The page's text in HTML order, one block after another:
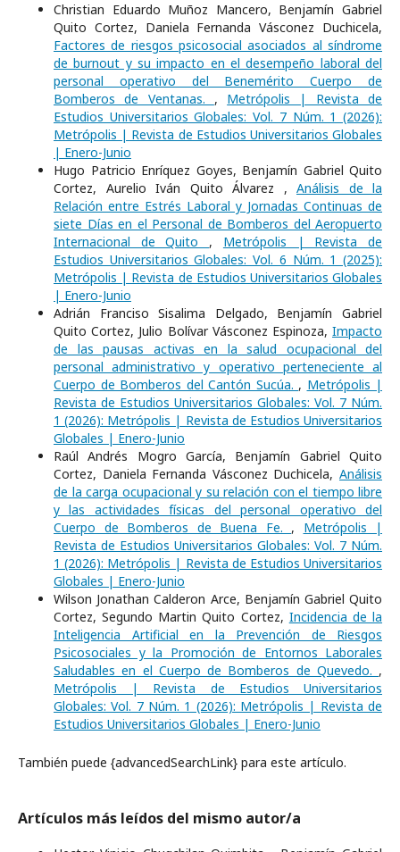
Christian Eduardo Muñoz Mancero, Benjamín Gabriel
Quito Cortez, Daniela Fernanda Vásconez Duchicela,
Factores de riesgos psicosocial asociados al síndrome
de burnout y su impacto en el desempeño laboral del
personal operativo del Benemérito Cuerpo de
Bomberos de Ventanas. , Metrópolis | Revista de
Estudios Universitarios Globales: Vol. 7 Núm. 1 (2026):
Metrópolis | Revista de Estudios Universitarios Globales
| Enero-Junio
Hugo Patricio Enríquez Goyes, Benjamín Gabriel Quito
Cortez, Aurelio Iván Quito Álvarez , Análisis de la
Relación entre Estrés Laboral y Jornadas Continuas de
siete Días en el Personal de Bomberos del Aeropuerto
Internacional de Quito , Metrópolis | Revista de
Estudios Universitarios Globales: Vol. 6 Núm. 1 (2025):
Metrópolis | Revista de Estudios Universitarios Globales
| Enero-Junio
Adrián Franciso Sisalima Delgado, Benjamín Gabriel
Quito Cortez, Julio Bolívar Vásconez Espinoza, Impacto
de las pausas activas en la salud ocupacional del
personal administrativo y operativo perteneciente al
Cuerpo de Bomberos del Cantón Sucúa. , Metrópolis |
Revista de Estudios Universitarios Globales: Vol. 7 Núm.
1 (2026): Metrópolis | Revista de Estudios Universitarios
Globales | Enero-Junio
Raúl Andrés Mogro García, Benjamín Gabriel Quito
Cortez, Daniela Fernanda Vásconez Duchicela, Análisis
de la carga ocupacional y su relación con el tiempo libre
y las actividades físicas del personal operativo del
Cuerpo de Bomberos de Buena Fe. , Metrópolis |
Revista de Estudios Universitarios Globales: Vol. 7 Núm.
1 (2026): Metrópolis | Revista de Estudios Universitarios
Globales | Enero-Junio
Wilson Jonathan Calderon Arce, Benjamín Gabriel Quito
Cortez, Segundo Martin Quito Cortez, Incidencia de la
Inteligencia Artificial en la Prevención de Riesgos
Psicosociales y la Promoción de Entornos Laborales
Saludables en el Cuerpo de Bomberos de Quevedo. ,
Metrópolis | Revista de Estudios Universitarios
Globales: Vol. 7 Núm. 1 (2026): Metrópolis | Revista de
Estudios Universitarios Globales | Enero-Junio
También puede {advancedSearchLink} para este artículo.
Artículos más leídos del mismo autor/a